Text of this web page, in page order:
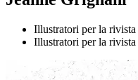
Illustratori per la rivista
Illustratori per la rivista